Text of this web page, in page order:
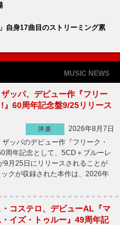
自身17曲目のストリーミング累
MUSIC NEWS
ッパ、デビュー作『フリー
』60周年記念盤9/25リリース
洋楽
2026年8月7日
ッパのデビュー作『フリーク・
周年記念として、5CD＋ブルーレ
9月25日にリリースされることが
クが収録された本作は、2026年
コステロ、デビューAL『マ
イズ・トゥルー』49周年記